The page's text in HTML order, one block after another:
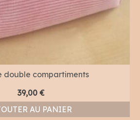
double compartiments
39,00 €
AU PANIER